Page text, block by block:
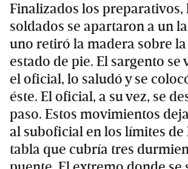
Finalizados los preparativos,
soldados se apartaron a un
uno retiró la madera sobre
estado de pie. El sargento se
el oficial, lo saludó y se
éste. El oficial, a su vez, se
paso. Estos movimientos
al suboficial en los límites de
tabla que cubría tres